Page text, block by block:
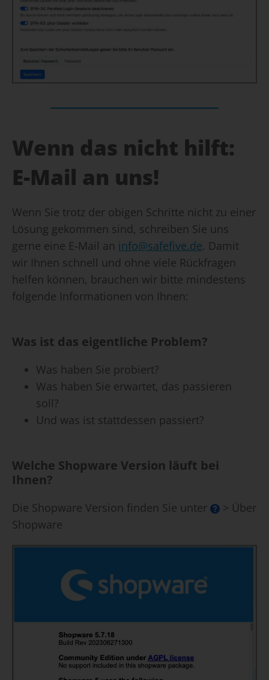
Wenn das nicht hilft:
E-Mail an uns!
Wenn Sie trotz der obigen Schritte nicht zu einer
Lösung gekommen sind, schreiben Sie uns
gerne eine E-Mail an info@safefive.de. Damit
wir Ihnen schnell und ohne viele Rückfragen
helfen können, brauchen wir bitte mindestens
folgende Informationen von Ihnen:
Was ist das eigentliche Problem?
Was haben Sie probiert?
Was haben Sie erwartet, das passieren
soll?
Und was ist stattdessen passiert?
Welche Shopware Version läuft bei
Ihnen?
Die Shopware Version finden Sie unter
> Über
Shopware